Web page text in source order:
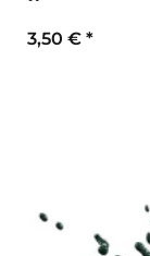
3,50 € *